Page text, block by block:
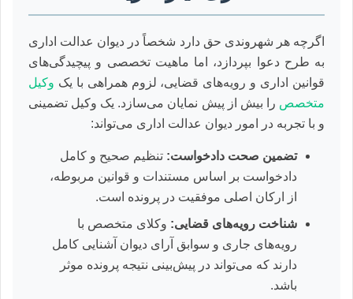
اگرچه هر شهروندی حق دارد شخصاً در دیوان عدالت اداری
به طرح دعوا بپردازد، اما ماهیت تخصصی و پیچیدگی‌های
قوانین اداری و رویه‌های قضایی، لزوم همراهی با یک وکیل
متخصص را بیش از پیش نمایان می‌سازد. یک وکیل تضمینی
و با تجربه در امور دیوان عدالت اداری می‌تواند:
تضمین صحت دادخواست: تنظیم صحیح و کامل
دادخواست بر اساس مستندات و قوانین مربوطه،
از ارکان اصلی موفقیت در پرونده است.
شناخت رویه‌های قضایی: وکلای متخصص با
رویه‌های جاری و سوابق آرای دیوان آشنایی کامل
دارند که می‌تواند در پیش‌بینی نتیجه پرونده موثر
باشد.